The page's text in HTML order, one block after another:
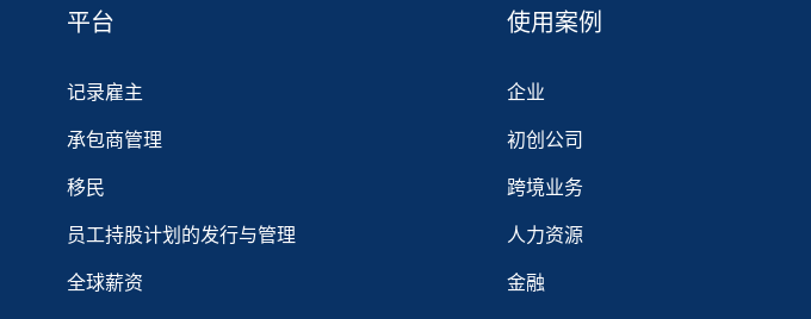
平台
记录雇主
承包商管理
移民
员工持股计划的发行与管理
全球薪资
使用案例
企业
初创公司
跨境业务
人力资源
金融